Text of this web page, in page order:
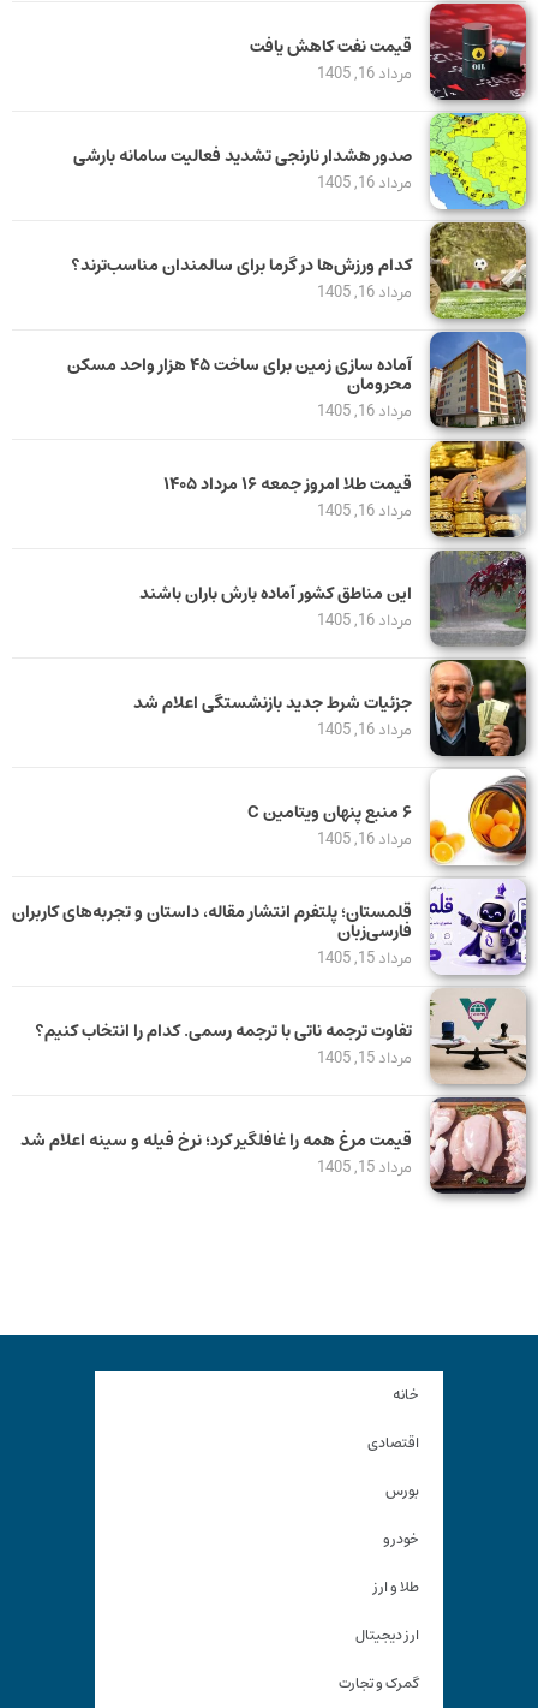
قیمت نفت کاهش یافت
مرداد 16, 1405
صدور هشدار نارنجی تشدید فعالیت سامانه بارشی
مرداد 16, 1405
کدام ورزش‌ها در گرما برای سالمندان مناسب‌ترند؟
مرداد 16, 1405
آماده سازی زمین برای ساخت ۴۵ هزار واحد مسکن
محرومان
مرداد 16, 1405
قیمت طلا امروز جمعه ۱۶ مرداد ۱۴۰۵
مرداد 16, 1405
این مناطق کشور آماده بارش باران باشند
مرداد 16, 1405
جزئیات شرط جدید بازنشستگی اعلام شد
مرداد 16, 1405
۶ منبع پنهان ویتامین C
مرداد 16, 1405
قلمستان؛ پلتفرم انتشار مقاله، داستان و تجربه‌های کاربران
فارسی‌زبان
مرداد 15, 1405
تفاوت ترجمه ناتی با ترجمه رسمی. کدام را انتخاب کنیم؟
مرداد 15, 1405
قیمت مرغ همه را غافلگیر کرد؛ نرخ فیله و سینه اعلام شد
مرداد 15, 1405
خانه
اقتصادی
بورس
خودرو
طلا و ارز
ارز دیجیتال
گمرک و تجارت